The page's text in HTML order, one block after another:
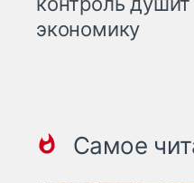
экономику
Самое